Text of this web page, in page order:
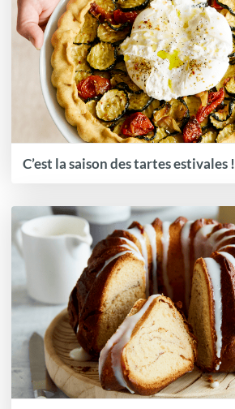
C’est la saison des tartes estivales !